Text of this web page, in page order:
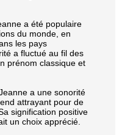
a été populaire
du monde, en
les pays
a fluctué au fil des
prénom classique et
a une sonorité
attrayant pour de
signification positive
un choix apprécié.